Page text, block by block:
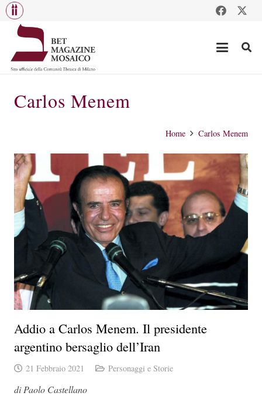
Carlos Menem
Home Carlos Menem
Addio a Carlos Menem. Il presidente
argentino bersaglio dell’Iran
21 Febbraio 2021 Personaggi e Storie
di Paolo Castellano